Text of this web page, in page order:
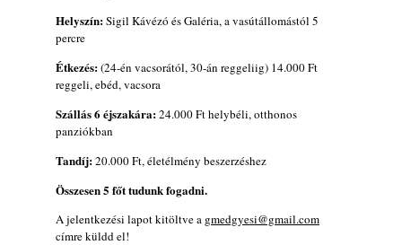
Helyszín:Sigil Kávézó és Galéria, a vasútállomástól 5
percre
Étkezés:(24-én vacsorától, 30-án reggeliig) 14.000 Ft
reggeli, ebéd, vacsora
Szállás 6 éjszakára:24.000 Ft helybéli, otthonos
panziókban
Tandíj:20.000 Ft, életélmény beszerzéshez
Összesen 5 főt tudunk fogadni.
A jelentkezési lapot kitöltve a gmedgyesi@gmail.com
címre küldd el!